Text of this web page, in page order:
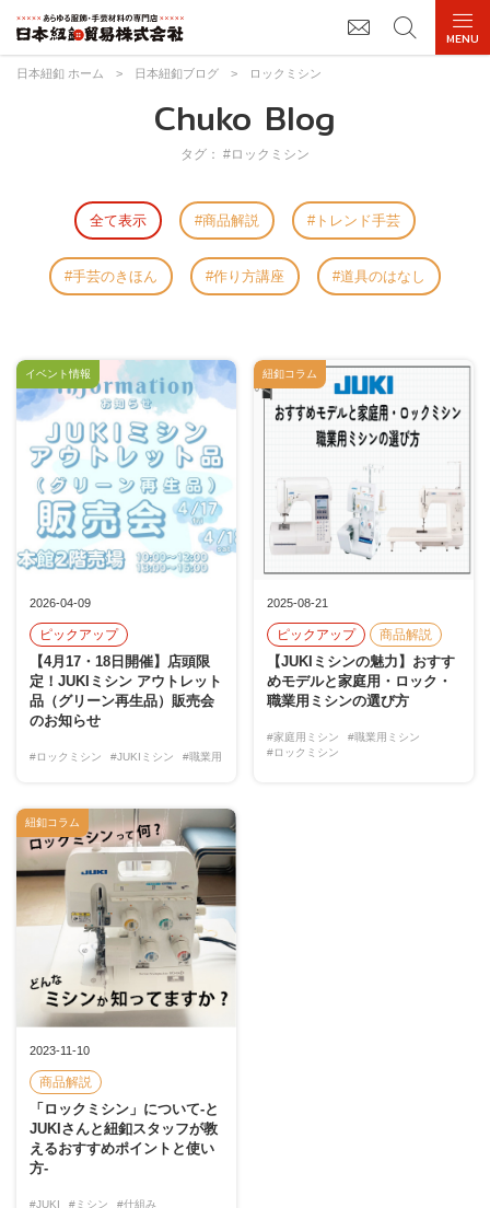
日本紐釦 ホーム > 日本紐釦ブログ > ロックミシン
Chuko Blog
タグ： #ロックミシン
全て表示 商品解説 トレンド手芸
手芸のきほん 作り方講座 道具のはなし
2026-04-09
ピックアップ
【4月17・18日開催】店頭限
定！JUKIミシン アウトレット
品（グリーン再生品）販売会
のお知らせ
#ロックミシン #JUKIミシン #職業用
イベント情報
2025-08-21
ピックアップ 商品解説
【JUKIミシンの魅力】おすす
めモデルと家庭用・ロック・
職業用ミシンの選び方
#家庭用ミシン
#職業用ミシン
#ロックミシン
紐釦コラム
2023-11-10
商品解説
「ロックミシン」について-と
JUKIさんと紐釦スタッフが教
えるおすすめポイントと使い
方-
#JUKI #ミシン #仕組み
紐釦コラム